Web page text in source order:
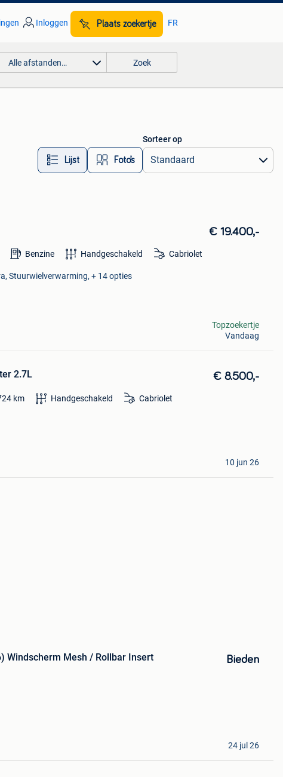
Inloggen Plaats zoekertje FR
Alle afstanden… Zoek
Lijst Foto’s
Sorteer op
€ 19.400,-
Benzine Handgeschakeld Cabriolet
Stuurwielverwarming, + 14 opties
Topzoekertje
Vandaag
2.7L € 8.500,-
km Handgeschakeld Cabriolet
10 jun 26
Windscherm Mesh / Rollbar Insert Bieden
24 jul 26